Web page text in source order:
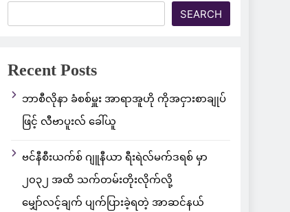
SEARCH
Recent Posts
ဘာစီလိုနာ ခံစစ်မှူး အာရာအူဟို ကိုအငှားစာချုပ်
ဖြင့် လီဗာပူးလ် ခေါ်ယူ
ဗင်နီစီးယက်စ် ဂျူနီယာ ရီးရဲလ်မက်ဒရစ် မှာ
၂၀၃၂ အထိ သက်တမ်းတိုးလိုက်လို့
မျှော်လင့်ချက် ပျက်ပြားခဲ့ရတဲ့ အာဆင်နယ်